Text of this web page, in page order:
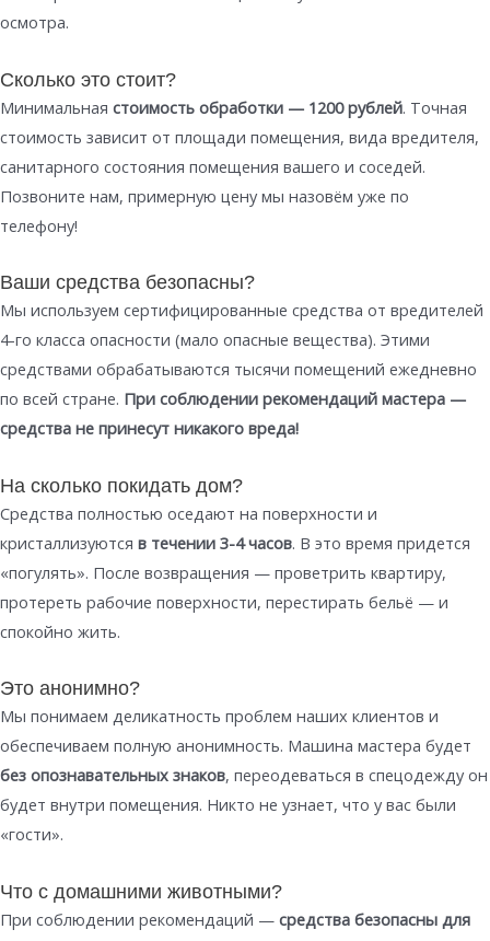
осмотра.
Сколько это стоит?
Минимальная стоимость обработки — 1200 рублей. Точная
стоимость зависит от площади помещения, вида вредителя,
санитарного состояния помещения вашего и соседей.
Позвоните нам, примерную цену мы назовём уже по
телефону!
Ваши средства безопасны?
Мы используем сертифицированные средства от вредителей
4-го класса опасности (мало опасные вещества). Этими
средствами обрабатываются тысячи помещений ежедневно
по всей стране. При соблюдении рекомендаций мастера —
средства не принесут никакого вреда!
На сколько покидать дом?
Средства полностью оседают на поверхности и
кристаллизуются в течении 3-4 часов. В это время придется
«погулять». После возвращения — проветрить квартиру,
протереть рабочие поверхности, перестирать бельё — и
спокойно жить.
Это анонимно?
Мы понимаем деликатность проблем наших клиентов и
обеспечиваем полную анонимность. Машина мастера будет
без опознавательных знаков, переодеваться в спецодежду он
будет внутри помещения. Никто не узнает, что у вас были
«гости».
Что с домашними животными?
При соблюдении рекомендаций — средства безопасны для